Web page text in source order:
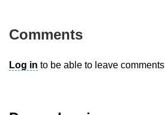
Comments
Log in to be able to leave comments